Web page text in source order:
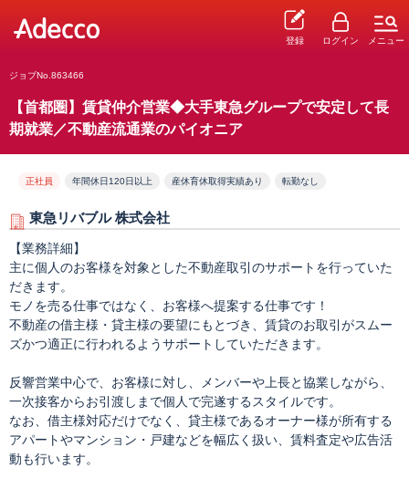
登録 ログイン メニュー
ジョブNo.863466
【首都圏】賃貸仲介営業◆大手東急グループで安定して長
期就業／不動産流通業のパイオニア
正社員 年間休日120日以上 産休育休取得実績あり 転勤なし
東急リバブル 株式会社
【業務詳細】
主に個人のお客様を対象とした不動産取引のサポートを行っていた
だきます。
モノを売る仕事ではなく、お客様へ提案する仕事です！
不動産の借主様・貸主様の要望にもとづき、賃貸のお取引がスムー
ズかつ適正に行われるようサポートしていただきます。
反響営業中心で、お客様に対し、メンバーや上長と協業しながら、
一次接客からお引渡しまで個人で完遂するスタイルです。
なお、借主様対応だけでなく、貸主様であるオーナー様が所有する
アパートやマンション・戸建などを幅広く扱い、賃料査定や広告活
動も行います。